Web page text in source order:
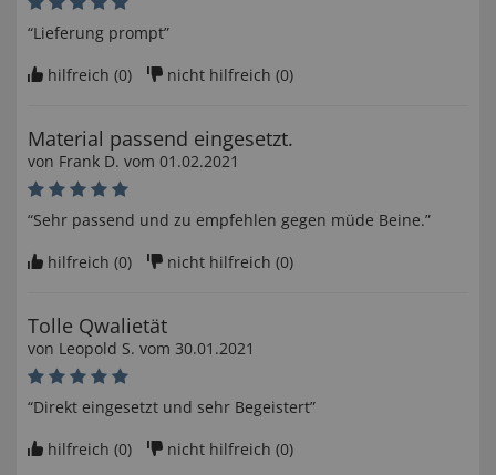
“Lieferung prompt”
hilfreich (0) nicht hilfreich (0)
Material passend eingesetzt.
von Frank D. vom 01.02.2021
“Sehr passend und zu empfehlen gegen müde Beine.”
hilfreich (0) nicht hilfreich (0)
Tolle Qwalietät
von Leopold S. vom 30.01.2021
“Direkt eingesetzt und sehr Begeistert”
hilfreich (0) nicht hilfreich (0)